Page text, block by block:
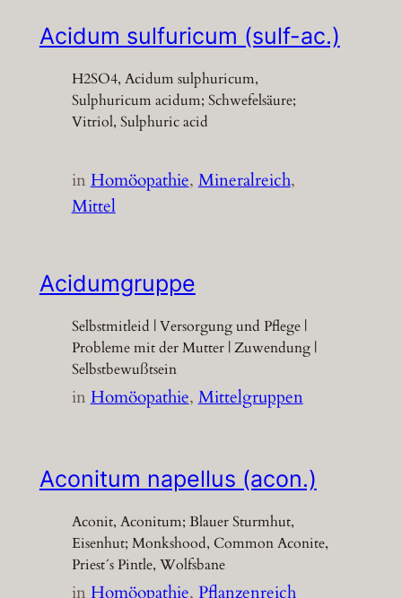
Acidum sulfuricum (sulf-ac.)
H2SO4, Acidum sulphuricum,
Sulphuricum acidum; Schwefelsäure;
Vitriol, Sulphuric acid
inHomöopathie, Mineralreich
Mittel
Acidumgruppe
Selbstmitleid | Versorgung und Pflege |
Probleme mit der Mutter | Zuwendung |
Selbstbewußtsein
inHomöopathie, Mittelgruppen
Aconitum napellus (acon.)
Aconit, Aconitum; Blauer Sturmhut,
Eisenhut; Monkshood, Common Aconite,
Priest´s Pintle, Wolfsbane
inHomöopathie, Pflanzenreich